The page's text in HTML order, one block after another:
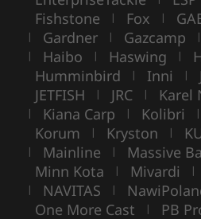
Fishstone | Fox |
| Gardner | Gazcamp |
| Haibo | Haswing |
Humminbird | Inni |
JETFISH | JRC | Karel
| Kiana Carp | Kolibri |
Korum | Kryston |
| Mainline | Massive
Minn Kota | Mivardi |
| NAVITAS |
One More Cast | PB